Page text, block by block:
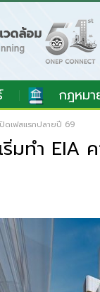
กฎหมา
ปิดเฟสแรกปลายปี 69
มทำ